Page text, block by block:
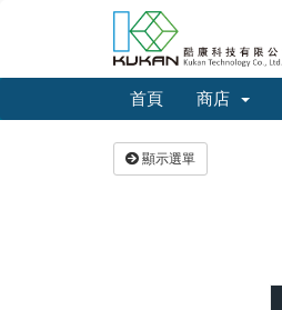
首頁 商店
顯示選單